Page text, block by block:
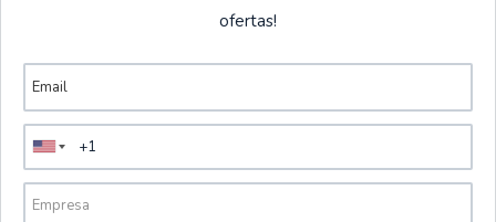
Vestuário Laboral
ROME |Payper Wear
Polo ROME | Payper
€7,65
ofertas!